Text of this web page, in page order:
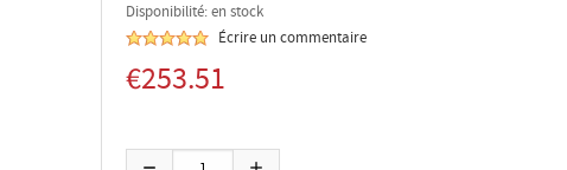
Disponibilité: en stock
Écrire un commentaire
€253.51